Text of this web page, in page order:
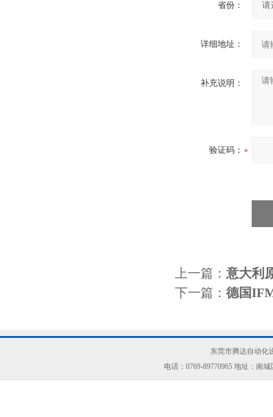
省份：
详细地址：
补充说明：
验证码：
上一篇： 意大利
下一篇： 德国
东莞市腾达自动化
电话：0769-89770965 地址：南